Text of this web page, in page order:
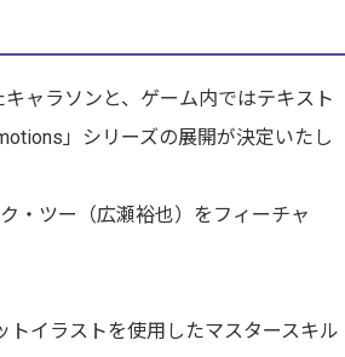
ャラソンと、ゲーム内ではテキスト
」シリーズの展開が決定いたし
・ツー（広瀬裕也）をフィーチャ
イラストを使用したマスタースキル